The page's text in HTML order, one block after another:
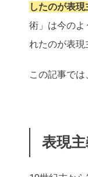
したのが表現
術」は今の
れたのが表現
この記事で
表現